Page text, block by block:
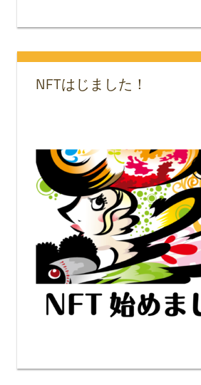
NFTはじました！